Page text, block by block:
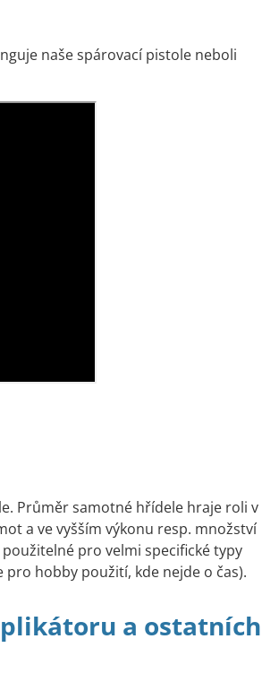
naše spárovací pistole neboli
Průměr samotné hřídele hraje roli v
a ve vyšším výkonu resp. množství
pro velmi specifické typy
pro hobby použití, kde nejde o čas).
a ostatních